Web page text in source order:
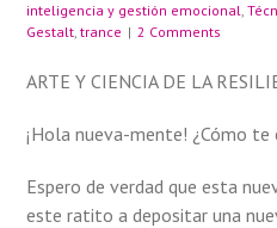
inteligencia y gestión emocional,
Gestalt, trance | 2 Comments
ARTE Y CIENCIA DE LA
¡Hola nueva-mente! ¿Cómo
Espero de verdad que esta
este ratito a depositar una